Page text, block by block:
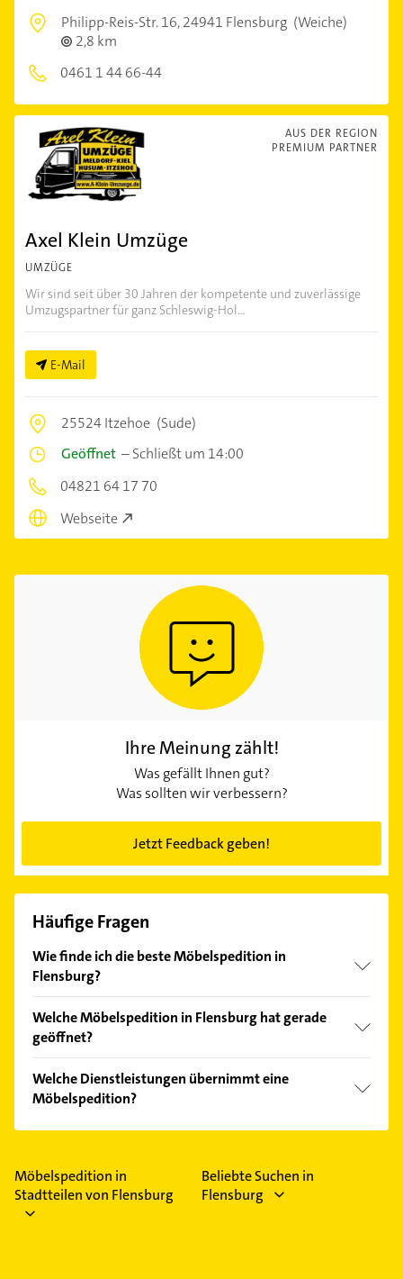
Philipp-Reis-Str. 16,24941 Flensburg (Weiche)
2,8 km
0461 1 44 66-44
AUS DER REGION
PREMIUM PARTNER
Axel Klein Umzüge
UMZÜGE
Wir sind seit über 30 Jahren der kompetente und zuverlässige
Umzugspartner für ganz Schleswig-Hol...
E-Mail
25524 Itzehoe (Sude)
Geöffnet –Schließt um 14:00
04821 64 17 70
Webseite
Ihre Meinung zählt!
Was gefällt Ihnen gut?
Was sollten wir verbessern?
Jetzt Feedback geben!
Häufige Fragen
Wie finde ich die beste Möbelspedition in
Flensburg?
Kundenmeinungen und profitieren Sie von den
Empfehlungen. Die Suchergebnisse können Sie sich
Welche Möbelspedition in Flensburg hat gerade
geöffnet?
Bitte beachten Sie, dass diese an Sonn- und
Feiertagen abweichen können.
Welche Dienstleistungen übernimmt eine
Möbelspedition?
Folgende Leistungen werden angeboten:
Möbel-Container-Lagerhallen und
Haushaltsauflösungen.
Möbelspedition in
Stadtteilen von Flensburg
Beliebte Suchen in
Flensburg